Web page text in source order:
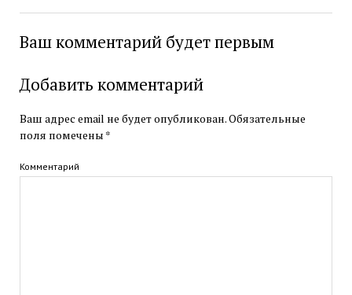
Ваш комментарий будет первым
Добавить комментарий
Ваш адрес email не будет опубликован.Обязательные
поля помечены *
Комментарий